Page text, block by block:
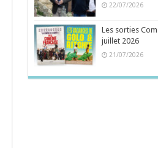
22/07/2026
Les sorties
juillet 2026
21/07/2026